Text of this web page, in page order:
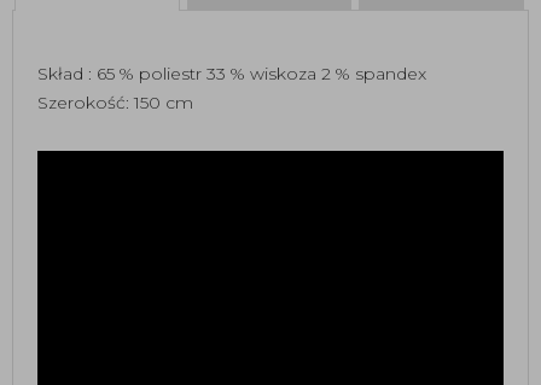
Skład : 65 % poliestr 33 % wiskoza 2 % spandex
Szerokość: 150 cm